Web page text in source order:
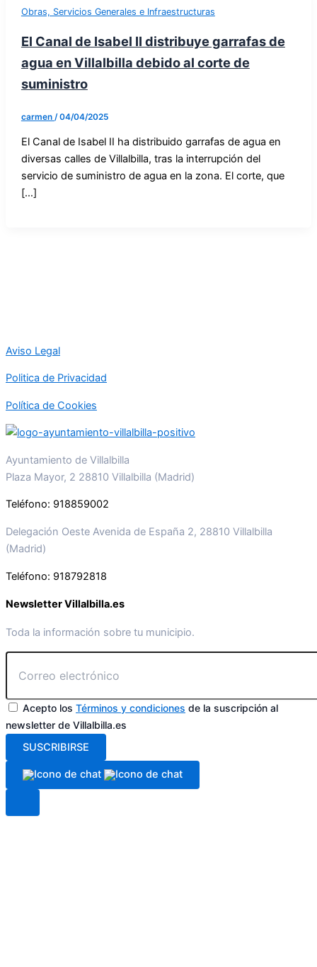
Obras, Servicios Generales e Infraestructuras
El Canal de Isabel II distribuye garrafas de
agua en Villalbilla debido al corte de
suministro
carmen /04/04/2025
El Canal de Isabel II ha distribuido garrafas de agua en
diversas calles de Villalbilla, tras la interrupción del
servicio de suministro de agua en la zona. El corte, que
[…]
Aviso Legal
Politica de Privacidad
Política de Cookies
Ayuntamiento de Villalbilla
Plaza Mayor, 2 28810 Villalbilla (Madrid)
Teléfono: 918859002
Delegación Oeste Avenida de España 2, 28810 Villalbilla
(Madrid)
Teléfono: 918792818
Newsletter Villalbilla.es
Toda la información sobre tu municipio.
Acepto los Términos y condiciones de la suscripción al
newsletter de Villalbilla.es
SUSCRIBIRSE